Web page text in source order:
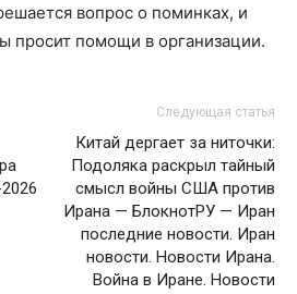
вопрос о поминках, и
просит помощи в организации.
Следующая статья
Китай дергает за ниточки:
Подоляка раскрыл тайный
смысл войны США против
Ирана — БлокнотРУ — Иран
последние новости. Иран
новости. Новости Ирана.
Война в Иране. Новости